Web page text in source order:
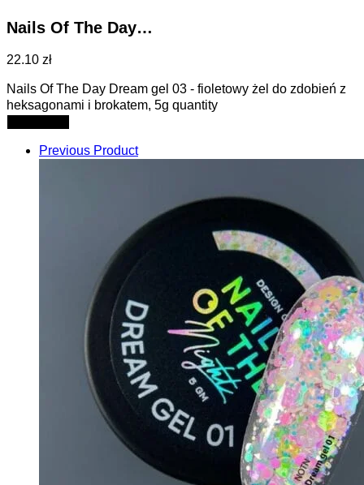
Nails Of The Day…
22.10 zł
Nails Of The Day Dream gel 03 - fioletowy żel do zdobień z
heksagonami i brokatem, 5g quantity
Previous Product